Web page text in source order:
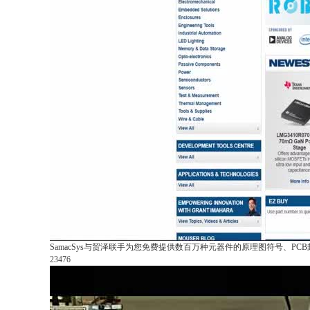
SamacSys与贸泽联手为您免费提供数百万种元器件的原理图符号、
23476